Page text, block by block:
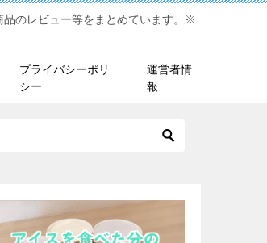
のレビュー等をまとめています。※
プライバシーポリ
シー
運営者情
報